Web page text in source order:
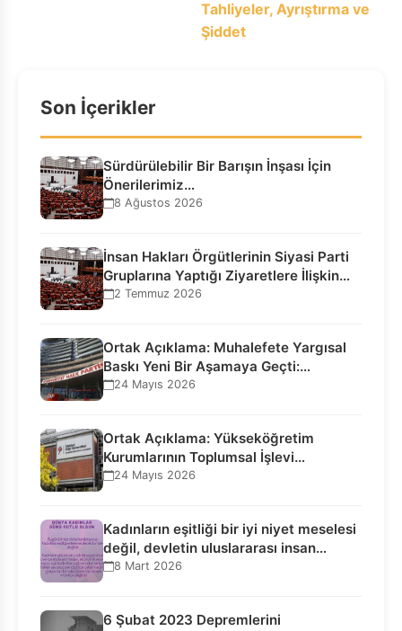
Tahliyeler, Ayrıştırma ve
Şiddet
Son İçerikler
Sürdürülebilir Bir Barışın İnşası İçin
Önerilerimiz…
8 Ağustos 2026
İnsan Hakları Örgütlerinin Siyasi Parti
Gruplarına Yaptığı Ziyaretlere İlişkin
Bilgilendirme…
2 Temmuz 2026
Ortak Açıklama: Muhalefete Yargısal
Baskı Yeni Bir Aşamaya Geçti:
Seçilmiş…
24 Mayıs 2026
Ortak Açıklama: Yükseköğretim
Kurumlarının Toplumsal İşlevi
Kurucularının Ticari Akıbetine
24 Mayıs 2026
Kadınların eşitliği bir iyi niyet meselesi
değil, devletin uluslararası insan…
8 Mart 2026
6 Şubat 2023 Depremlerini